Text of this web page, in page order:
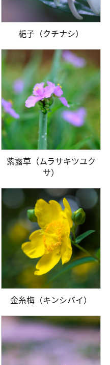
梔子（クチナシ）
紫露草（ムラサキツユク
サ）
金糸梅（キンシバイ）